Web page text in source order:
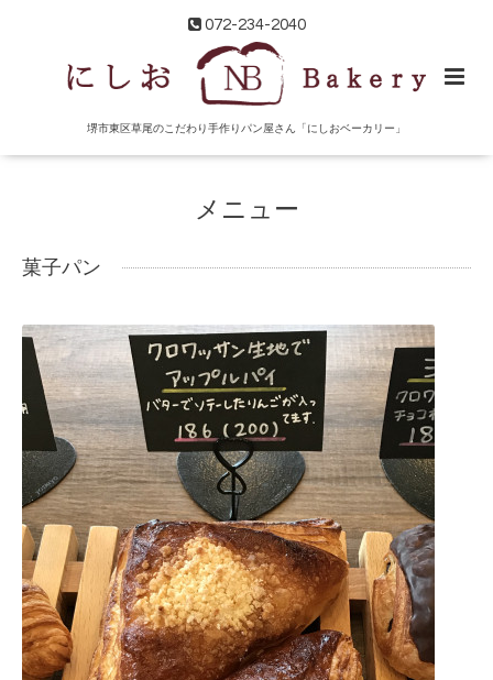
072-234-2040
堺市東区草尾のこだわり手作りパン屋さん「にしおベーカリー」
メニュー
菓子パン